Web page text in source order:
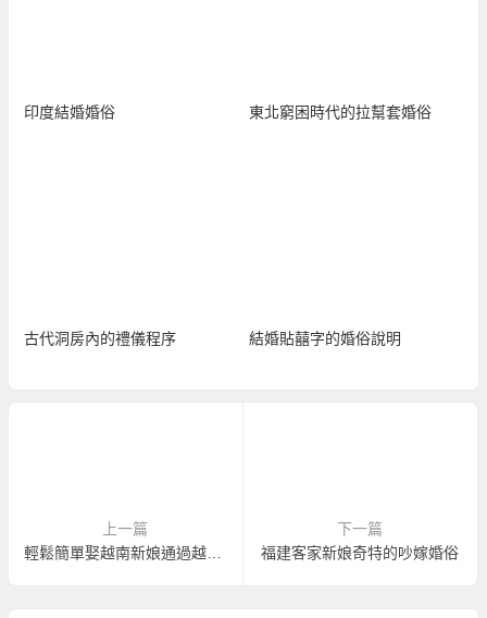
印度結婚婚俗 東北窮困時代的拉幫套婚俗
古代洞房內的禮儀程序 結婚貼囍字的婚俗說明
上一篇
輕鬆簡單娶越南新娘通過越南台辦處面談！
下一篇
福建客家新娘奇特的吵嫁婚俗